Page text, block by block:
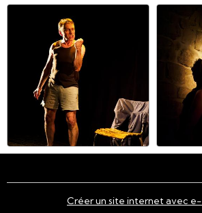
Créer un site internet avec